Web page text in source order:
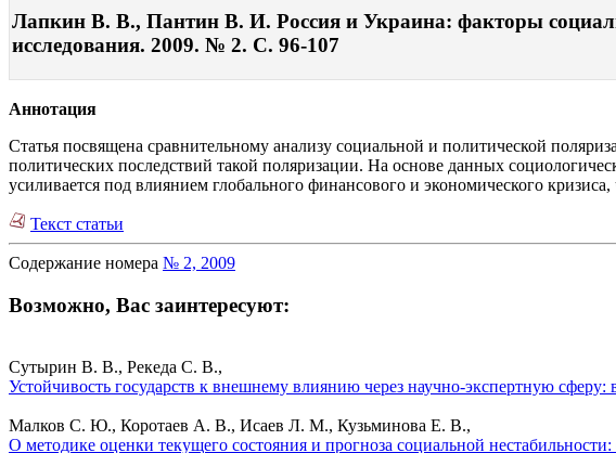
Лапкин В. В., Пантин В. И. Россия и Украина: факторы
исследования. 2009. № 2. С. 96-107
Аннотация
Статья посвящена сравнительному анализу социальной и политической
политических последствий такой поляризации. На основе данных
усиливается под влиянием глобального финансового и экономического
Текст статьи
Содержание номера № 2, 2009
Возможно, Вас заинтересуют:
Сутырин В. В., Рекеда С. В.,
Устойчивость государств к внешнему влиянию через научно-экспертную
Малков С. Ю., Коротаев А. В., Исаев Л. М., Кузьминова Е. В.,
О методике оценки текущего состояния и прогноза социальной